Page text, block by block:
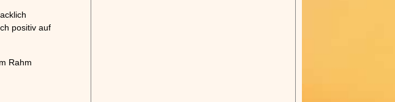
positiv auf
Rahm